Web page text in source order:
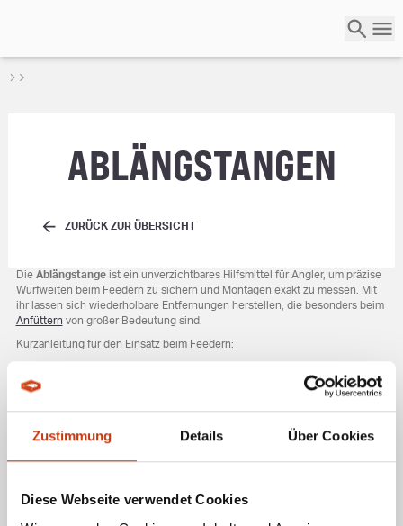
Zustimmung Details Über Cookies
Diese Webseite verwendet Cookies
ABLÄNGSTANGEN
ZURÜCK ZUR ÜBERSICHT
Die Ablängstangeist ein unverzichtbares Hilfsmittel für Angler, um präzise
Wurfweiten beim Feedern zu sichern und Montagen exakt zu messen. Mit
ihr lassen sich wiederholbare Entfernungen herstellen, die besonders beim
Anfüttern von großer Bedeutung sind.
Kurzanleitung für den Einsatz beim Feedern:
Wasser und clippe die Schnur im Schnurclip deiner Rolle ein. Dieser
von drei bis fünf Metern auf.
Schnur abwickeln:Hole die Montage ein, wobei die Schnur weiterhin im